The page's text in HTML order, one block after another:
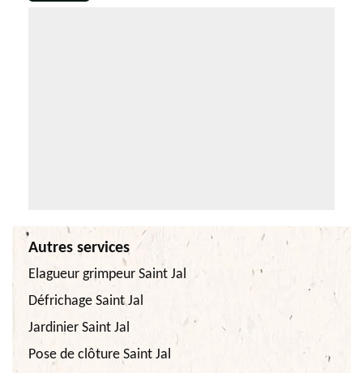
Autres services
Elagueur grimpeur Saint Jal
Défrichage Saint Jal
Jardinier Saint Jal
Pose de clôture Saint Jal